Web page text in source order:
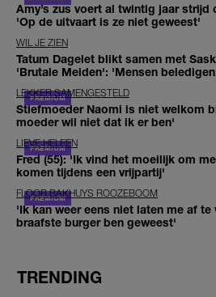
Amy’s zus voert al twintig jaar strijd
'Op de uitvaart is ze niet geweest'
WIL JE ZIEN
Tatum Dagelet blikt samen met
'Brutale Meiden': 'Mensen
LEKKER SAMENGESTELD
Stiefmoeder Naomi is niet welkom
moeder wil niet dat ik er ben'
LIEVE HELEEN
Fred (55): 'Ik vind het moeilijk om
komen tijdens een vrijpartij'
FLOOR BAKHUYS ROOZEBOOM
'Ik kan weer eens niet laten me af
braafste burger ben geweest'
TRENDING